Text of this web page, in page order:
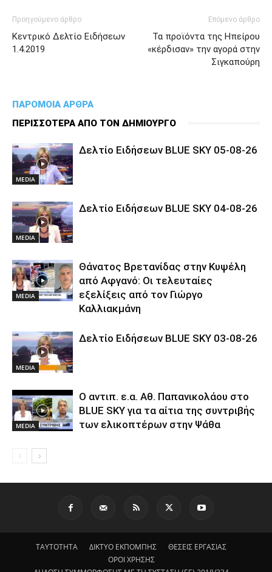
Προηγούμενο άρθρο
Κεντρικό Δελτίο Ειδήσεων
1.4.2019
Επόμενο άρθρο
Τα προϊόντα της Ηπείρου
«κέρδισαν» την αγορά στην
Σιγκαπούρη
ΠΑΡΟΜΟΙΑ ΑΡΘΡΑ
ΠΕΡΙΣΣΟΤΕΡΑ ΑΠΟ ΤΟΝ ΔΗΜΙΟΥΡΓΟ
MEDIA
Δελτίο Ειδήσεων BLUE SKY 05-08-26
MEDIA
Δελτίο Ειδήσεων BLUE SKY 04-08-26
MEDIA
Θάνατος Βρετανίδας στην Κυψέλη
από Αφγανό: Οι τελευταίες
εξελίξεις από τον Γιώργο
Καλλιακμάνη
MEDIA
Δελτίο Ειδήσεων BLUE SKY 03-08-26
MEDIA
Ο αντιπ. ε.α. Αθ. Παπανικολάου στο
BLUE SKY για τα αίτια της συντριβής
των ελικοπτέρων στην Ψάθα
ΤΑΥΤΟΤΗΤΑ ΔΙΚΤΥΟ ΕΚΠΟΜΠΗΣ
ΘΕΣΕΙΣ ΕΡΓΑΣΙΑΣ
ΟΡΟΙ ΧΡΗΣΗΣ